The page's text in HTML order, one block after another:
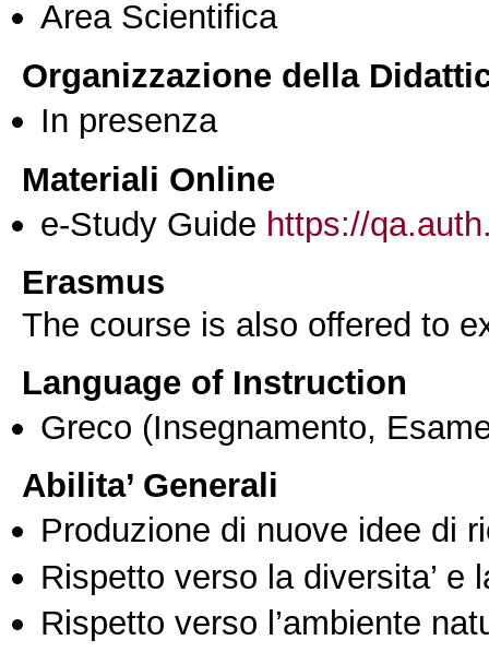
Area Scientifica
Organizzazione della
In presenza
Materiali Online
e-Study Guide https://
Erasmus
The course is also offered to
Language of Instruction
Greco (Insegnamento,
Abilita’ Generali
Produzione di nuove idee di
Rispetto verso la diversita’ e
Rispetto verso l’ambiente